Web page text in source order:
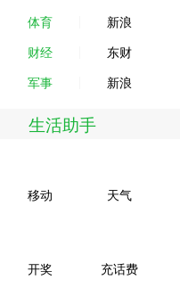
体育 新浪
财经 东财
军事 新浪
生活助手
移动 天气
开奖 充话费